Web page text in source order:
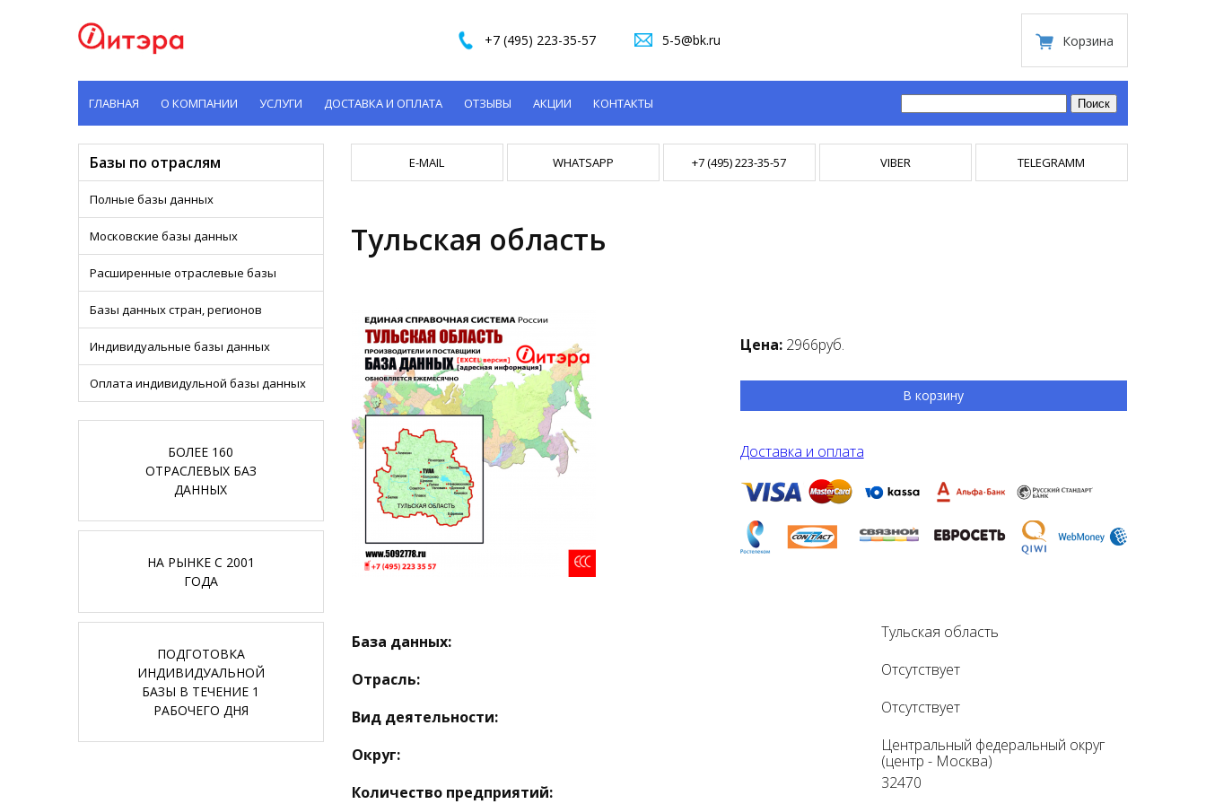
+7 (495) 223-35-57 5-5@bk.ru Корзина
ГЛАВНАЯ О КОМПАНИИ УСЛУГИ ДОСТАВКА И ОПЛАТА ОТЗЫВЫ АКЦИИ КОНТАКТЫ
Базы по отраслям
Полные базы данных
Московские базы данных
Расширенные отраслевые базы
Базы данных стран, регионов
Индивидуальные базы данных
Оплата индивидульной базы данных
БОЛЕЕ 160
ОТРАСЛЕВЫХ БАЗ
ДАННЫХ
НА РЫНКЕ С 2001
ГОДА
ПОДГОТОВКА
ИНДИВИДУАЛЬНОЙ
БАЗЫ В ТЕЧЕНИЕ 1
РАБОЧЕГО ДНЯ
E-MAIL WHATSAPP +7 (495) 223-35-57 VIBER TELEGRAMM
Тульская область
Цена: 2966руб.
В корзину
Доставка и оплата
База данных: Тульская область
Отрасль: Отсутствует
Вид деятельности: Отсутствует
Округ:
Центральный федеральный округ
(центр - Москва)
Количество предприятий:
32470